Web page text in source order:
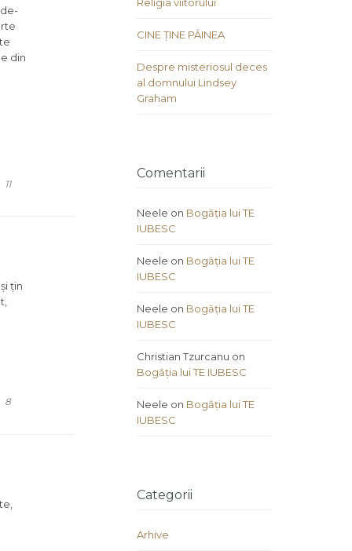
din
11COMMENTS
țin
8COMMENTS
CINE ȚINE PÂINEA
Despre misteriosul deces
al domnului Lindsey
Graham
Comentarii
Neele on Bogăția lui TE
IUBESC
Neele on Bogăția lui TE
IUBESC
Neele on Bogăția lui TE
IUBESC
Christian Tzurcanu on
Bogăția lui TE IUBESC
Neele on Bogăția lui TE
IUBESC
Categorii
Arhive